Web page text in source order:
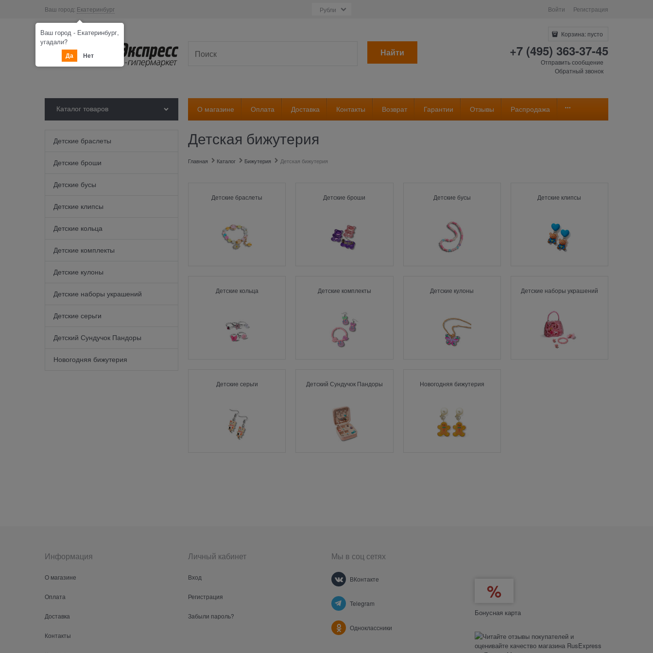
Ваш город: Екатеринбург Войти Регистрация
Найти
Корзина: пусто
+7 (495) 363-37-45
Отправить сообщение
Обратный звонок
Каталог товаров О магазине Оплата Доставка Контакты Возврат Гарантии Отзывы Распродажа
Детские браслеты
Детские броши
Детские бусы
Детские клипсы
Детские кольца
Детские комплекты
Детские кулоны
Детские наборы украшений
Детские серьги
Детский Сундучок Пандоры
Новогодняя бижутерия
Детская бижутерия
Главная Каталог Бижутерия Детская бижутерия
Детские браслеты Детские броши Детские бусы Детские клипсы
Детские кольца Детские комплекты Детские кулоны Детские наборы украшений
Детские серьги Детский Сундучок Пандоры Новогодняя бижутерия
Информация
О магазине
Оплата
Доставка
Контакты
Личный кабинет
Вход
Регистрация
Забыли пароль?
Мы в соц сетях
ВКонтакте
Telegram
Одноклассники
Бонусная карта
Ваш город - Екатеринбург,
угадали?
Да Нет